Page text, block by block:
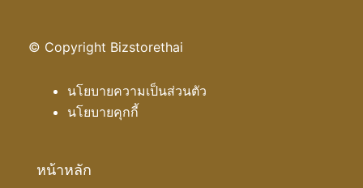
© Copyright Bizstorethai
นโยบายความเป็นส่วนตัว
นโยบายคุกกี้
หน้าหลัก